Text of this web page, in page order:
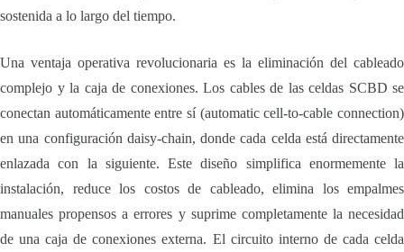
sostenida a lo largo del tiempo.
Una ventaja operativa revolucionaria es la eliminación del cableado
complejo y la caja de conexiones. Los cables de las celdas SCBD se
conectan automáticamente entre sí (automatic cell-to-cable connection)
en una configuración daisy-chain, donde cada celda está directamente
enlazada con la siguiente. Este diseño simplifica enormemente la
instalación, reduce los costos de cableado, elimina los empalmes
manuales propensos a errores y suprime completamente la necesidad
de una caja de conexiones externa. El circuito interno de cada celda